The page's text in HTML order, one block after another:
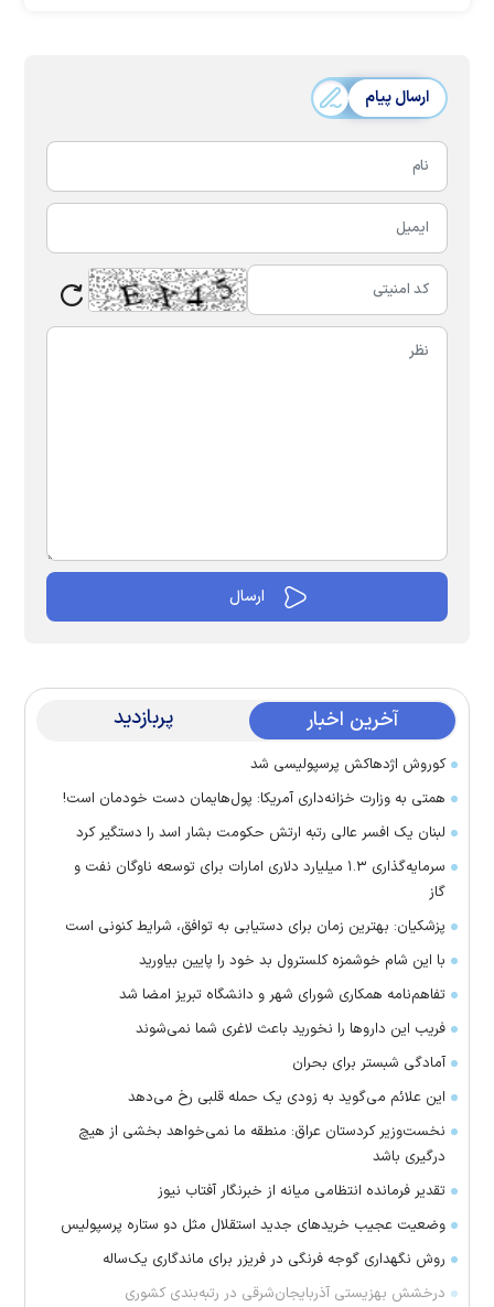
ارسال پیام
آخرین اخبار پربازدید
کوروش اژدهاکش پرسپولیسی شد
همتی به وزارت خزانه‌داری آمریکا: پول‌هایمان دست خودمان است!
لبنان یک افسر عالی رتبه ارتش حکومت بشار اسد را دستگیر کرد
سرمایه‌گذاری ۱.۳ میلیارد دلاری امارات برای توسعه ناوگان نفت و
گاز
پزشکیان: بهترین زمان برای دستیابی به توافق، شرایط کنونی است
با این شام خوشمزه کلسترول بد خود را پایین بیاورید
تفاهم‌نامه همکاری شورای شهر و دانشگاه تبریز امضا شد
فریب این دارو‌ها را نخورید باعث لاغری شما نمی‌شوند
آمادگی شبستر برای بحران
این علائم می‌گوید به زودی یک حمله قلبی رخ می‌دهد
نخست‌وزیر کردستان عراق: منطقه ما نمی‌خواهد بخشی از هیچ
درگیری باشد
تقدیر فرمانده انتظامی میانه از خبرنگار آفتاب نیوز
وضعیت عجیب خرید‌های جدید استقلال مثل دو ستاره پرسپولیس
روش نگهداری گوجه فرنگی در فریزر برای ماندگاری یک‌ساله
درخشش بهزیستی آذربایجان‌شرقی در رتبه‌بندی کشوری